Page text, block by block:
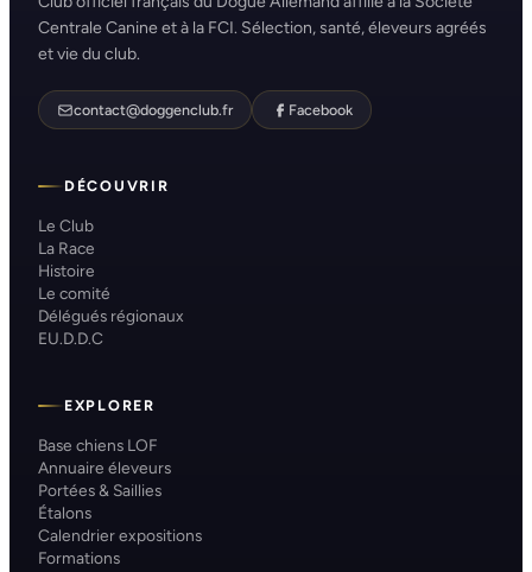
Centrale Canine et à la FCI. Sélection, santé, éleveurs agréés
et vie du club.
contact@doggenclub.fr Facebook
DÉCOUVRIR
Le Club
La Race
Histoire
Le comité
Délégués régionaux
EU.D.D.C
EXPLORER
Base chiens LOF
Annuaire éleveurs
Portées & Saillies
Étalons
Calendrier expositions
Formations